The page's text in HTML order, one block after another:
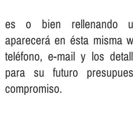
es o bien rellenando
aparecerá en ésta misma
teléfono, e-mail y los
para su futuro
compromiso.